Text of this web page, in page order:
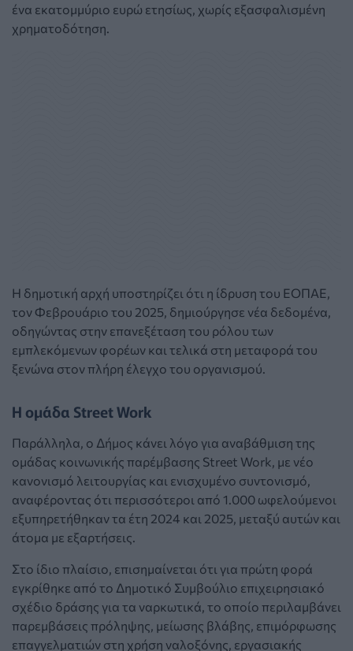
ένα εκατομμύριο ευρώ ετησίως, χωρίς εξασφαλισμένη
χρηματοδότηση.
Η δημοτική αρχή υποστηρίζει ότι η ίδρυση του ΕΟΠΑΕ,
τον Φεβρουάριο του 2025, δημιούργησε νέα δεδομένα,
οδηγώντας στην επανεξέταση του ρόλου των
εμπλεκόμενων φορέων και τελικά στη μεταφορά του
ξενώνα στον πλήρη έλεγχο του οργανισμού.
Η ομάδα Street Work
Παράλληλα, ο Δήμος κάνει λόγο για αναβάθμιση της
ομάδας κοινωνικής παρέμβασης Street Work, με νέο
κανονισμό λειτουργίας και ενισχυμένο συντονισμό,
αναφέροντας ότι περισσότεροι από 1.000 ωφελούμενοι
εξυπηρετήθηκαν τα έτη 2024 και 2025, μεταξύ αυτών και
άτομα με εξαρτήσεις.
Στο ίδιο πλαίσιο, επισημαίνεται ότι για πρώτη φορά
εγκρίθηκε από το Δημοτικό Συμβούλιο επιχειρησιακό
σχέδιο δράσης για τα ναρκωτικά, το οποίο περιλαμβάνει
παρεμβάσεις πρόληψης, μείωσης βλάβης, επιμόρφωσης
επαγγελματιών στη χρήση ναλοξόνης, εργασιακής